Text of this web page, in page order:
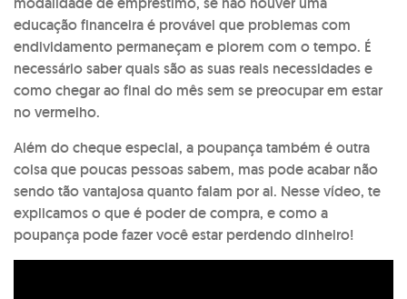
educação financeira é provável que problemas com
endividamento permaneçam e piorem com o tempo. É
necessário saber quais são as suas reais necessidades e
como chegar ao final do mês sem se preocupar em estar
no vermelho.
Além do cheque especial, a poupança também é outra
coisa que poucas pessoas sabem, mas pode acabar não
sendo tão vantajosa quanto falam por ai. Nesse vídeo, te
explicamos o que é poder de compra, e como a
poupança pode fazer você estar perdendo dinheiro!